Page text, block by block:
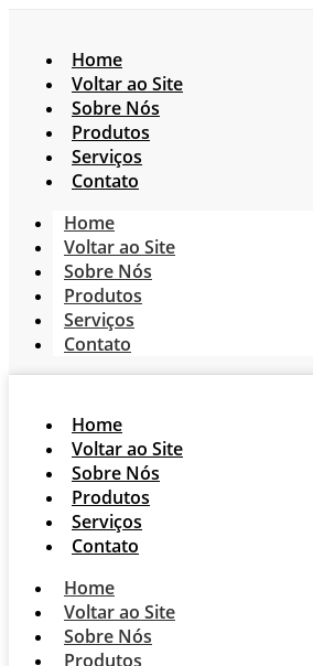
Home
Voltar ao Site
Sobre Nós
Produtos
Serviços
Contato
Home
Voltar ao Site
Sobre Nós
Produtos
Serviços
Contato
Home
Voltar ao Site
Sobre Nós
Produtos
Serviços
Contato
Home
Voltar ao Site
Sobre Nós
Produtos